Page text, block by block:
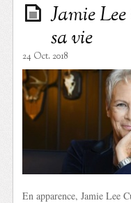
Jamie
sa vie
24 Oct. 2018
En apparence, Jamie Lee